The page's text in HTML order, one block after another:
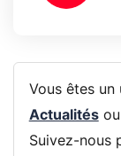
Vous êtes un
Actualitésou
Suivez-nous